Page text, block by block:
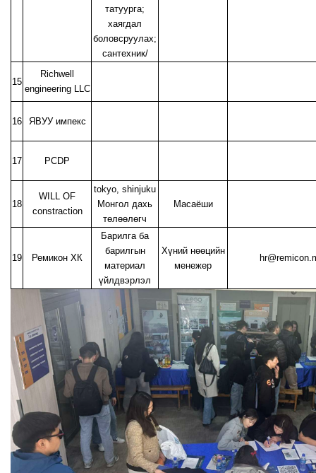
татуурга;
хаягдал
боловсруулах;
сантехник/
15
Richwell
engineering LLC
16 ЯВУУ импекс
17 PCDP
18
WILL OF
constraction
tokyo, shinjuku
Монгол дахь
төлөөлөгч
Масаёши
19 Ремикон ХК
Барилга ба
барилгын
материал
үйлдвэрлэл
Хүний нөөцийн
менежер